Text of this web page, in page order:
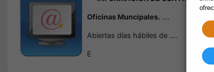
Oficinas Muncipales. ....
Abiertas días hábiles de ....
E